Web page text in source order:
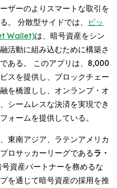
ザーのよりスマートな取引を
。 分散型サイドでは、
ビッ
Wallet)は、暗号資産をシン
活動に組み込むために構築さ
ある。 このアプリは、8,000
スを提供し、ブロックチェー
を橋渡しし、オンランプ・オ
シームレスな決済を実現でき
ォームを提供している。
東南アジア、ラテンアメリカ
ロサッカーリーグであるラ・
資産パートナーを務めるな
を通じて暗号資産の採用を推